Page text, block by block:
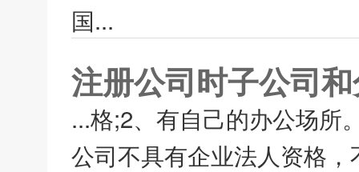
国...
注册公司时子公司
...格;2、有自己的办公场所
公司不具有企业法人资格